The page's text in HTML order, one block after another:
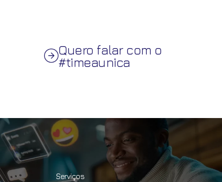
Quero falar com o
#timeaunica
Serviços